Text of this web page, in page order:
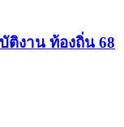
งาน ท้องถิ่น 68